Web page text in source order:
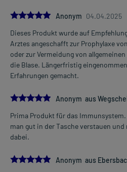
5.0Anonym 04.04.2025
Dieses Produkt wurde auf
Arztes angeschafft zur Prophylaxe
oder zur Vermeidung von
die Blase. Längerfristig
Erfahrungen gemacht.
5.0Anonym aus
Prima Produkt für das
man gut in der Tasche verstauen
dabei.
5.0Anonym aus